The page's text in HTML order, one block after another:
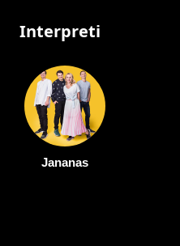
Interpreti
Jananas